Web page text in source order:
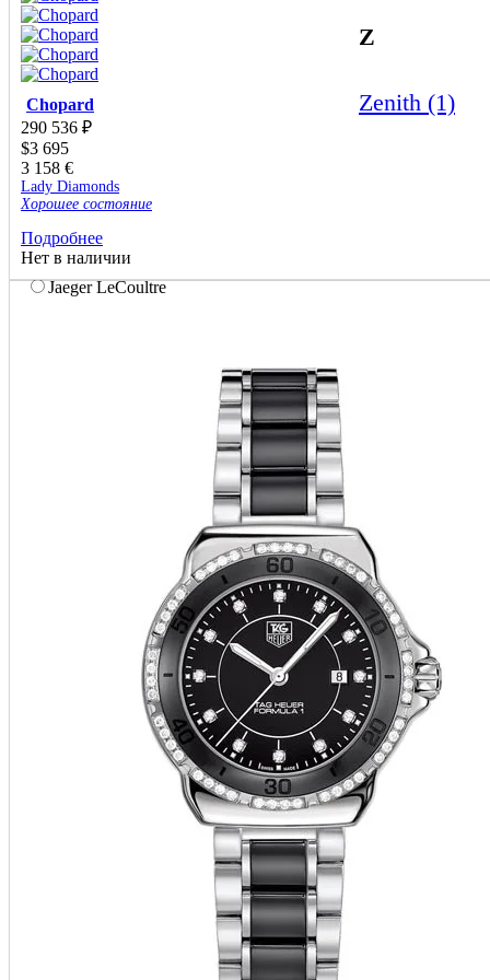
Z
Zenith (1)
Gerald Genta
Giorgio Visconti
Girard-Perregaux
Gourji
Graff
Graham
Gucci
Harry Winston
IWC
Jacob&Co
Jaeger LeCoultre
Parmigiani Fleurier
Pasquale Bruni
Patek Philippe
Chopard
290 536 ₽
$3 695
3 158 €
Lady Diamonds
Хорошее состояние
Подробнее
Нет в наличии